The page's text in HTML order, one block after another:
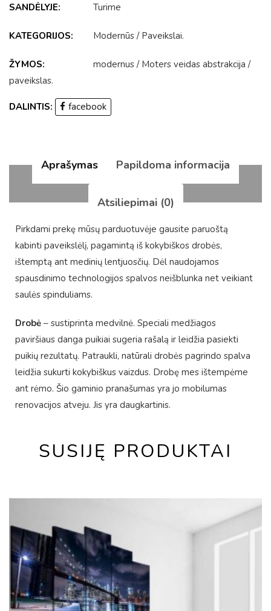
SANDĖLYJE: Turime
KATEGORIJOS: Modernūs / Paveikslai.
ŽYMOS: modernus / Moters veidas abstrakcija /
paveikslas.
DALINTIS: facebook
Aprašymas Papildoma informacija
Atsiliepimai (0)
Pirkdami prekę mūsų parduotuvėje gausite paruoštą
kabinti paveikslėlį, pagamintą iš kokybiškos drobės,
ištemptą ant medinių lentjuosčių. Dėl naudojamos
spausdinimo technologijos spalvos neišblunka net veikiant
saulės spinduliams.
Drobė – sustiprinta medvilnė. Speciali medžiagos
paviršiaus danga puikiai sugeria rašalą ir leidžia pasiekti
puikių rezultatų. Patraukli, natūrali drobės pagrindo spalva
leidžia sukurti kokybiškus vaizdus. Drobę mes ištempėme
ant rėmo. Šio gaminio pranašumas yra jo mobilumas
renovacijos atveju. Jis yra daugkartinis.
SUSIJĘ PRODUKTAI